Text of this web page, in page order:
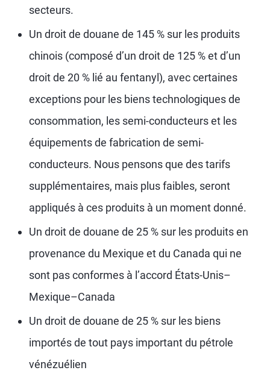
secteurs.
Un droit de douane de 145 % sur les produits
chinois (composé d’un droit de 125 % et d’un
droit de 20 % lié au fentanyl), avec certaines
exceptions pour les biens technologiques de
consommation, les semi-conducteurs et les
équipements de fabrication de semi-
conducteurs. Nous pensons que des tarifs
supplémentaires, mais plus faibles, seront
appliqués à ces produits à un moment donné.
Un droit de douane de 25 % sur les produits en
provenance du Mexique et du Canada qui ne
sont pas conformes à l’accord États-Unis–
Mexique–Canada
Un droit de douane de 25 % sur les biens
importés de tout pays important du pétrole
vénézuélien